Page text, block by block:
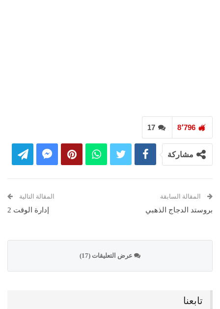
17 8٬796
مشاركة
المقالة السابقة
بروستد الدجاج الذهبي
المقالة التالية
إدارة الوقت 2
عرض التعليقات (17)
تابعنا